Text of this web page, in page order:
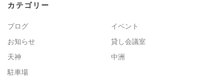
カテゴリー
ブログ
イベント
お知らせ
貸し会議室
天神
中洲
駐車場